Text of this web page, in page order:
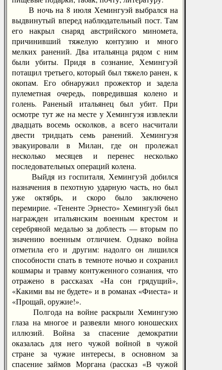
В ночь на 8 июля Хемингуэй выбрался на
выдвинутый вперед наблюдательный пост. Там
его накрыл снаряд австрийского миномета,
причинивший тяжелую контузию и много
мелких ранений. Два итальянца рядом с ним
были убиты. Придя в сознание, Хемингуэй
потащил третьего, который был тяжело ранен, к
окопам. Его обнаружил прожектор и задела
пулеметная очередь, повредившая колено и
голень. Раненый итальянец был убит. При
осмотре тут же на месте у Хемингуэя извлекли
двадцать восемь осколков, а всего насчитали
двести тридцать семь ранений. Хемингуэя
эвакуировали в Милан, где он пролежал
несколько месяцев и перенес несколько
последовательных операций колена.
Выйдя из госпиталя, Хемингуэй добился
назначения в пехотную ударную часть, но был
уже октябрь, и скоро было заключено
перемирие. «Тененте Эрнесто» Хемингуэй был
награжден итальянским военным крестом и
серебряной медалью за доблесть — вторым по
значению военным отличием. Однако война
отметила его и другим: надолго он лишился
способности спать в темноте ночью и сохранил
кошмары и травму контуженного сознания, что
отражено в рассказах «На сон грядущий»,
«Какими вы не будете» и в романах «Фиеста» и
«Прощай, оружие!».
Полгода на войне раскрыли Хемингуэю
глаза на многое и развеяли много юношеских
иллюзий. Война за спасение демократии
оказалась для него чужой войной в чужой
стране за чужие интересы, в основном за
спасение займов Моргана (рассказ «В чужой